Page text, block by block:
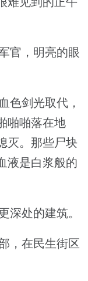
官，明亮的眼
色剑光取代，
啪啪落在地
灭。那些尸块
液是白浆般的
处的建筑。
，在民生街区